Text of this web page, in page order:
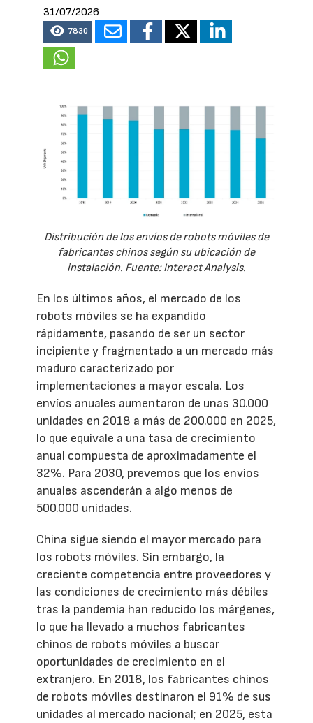
31/07/2026
7830
Distribución de los envíos de robots móviles de
fabricantes chinos según su ubicación de
instalación. Fuente: Interact Analysis.
En los últimos años, el mercado de los
robots móviles se ha expandido
rápidamente, pasando de ser un sector
incipiente y fragmentado a un mercado más
maduro caracterizado por
implementaciones a mayor escala. Los
envíos anuales aumentaron de unas 30.000
unidades en 2018 a más de 200.000 en 2025,
lo que equivale a una tasa de crecimiento
anual compuesta de aproximadamente el
32%. Para 2030, prevemos que los envíos
anuales ascenderán a algo menos de
500.000 unidades.
China sigue siendo el mayor mercado para
los robots móviles. Sin embargo, la
creciente competencia entre proveedores y
las condiciones de crecimiento más débiles
tras la pandemia han reducido los márgenes,
lo que ha llevado a muchos fabricantes
chinos de robots móviles a buscar
oportunidades de crecimiento en el
extranjero. En 2018, los fabricantes chinos
de robots móviles destinaron el 91% de sus
unidades al mercado nacional; en 2025, esta